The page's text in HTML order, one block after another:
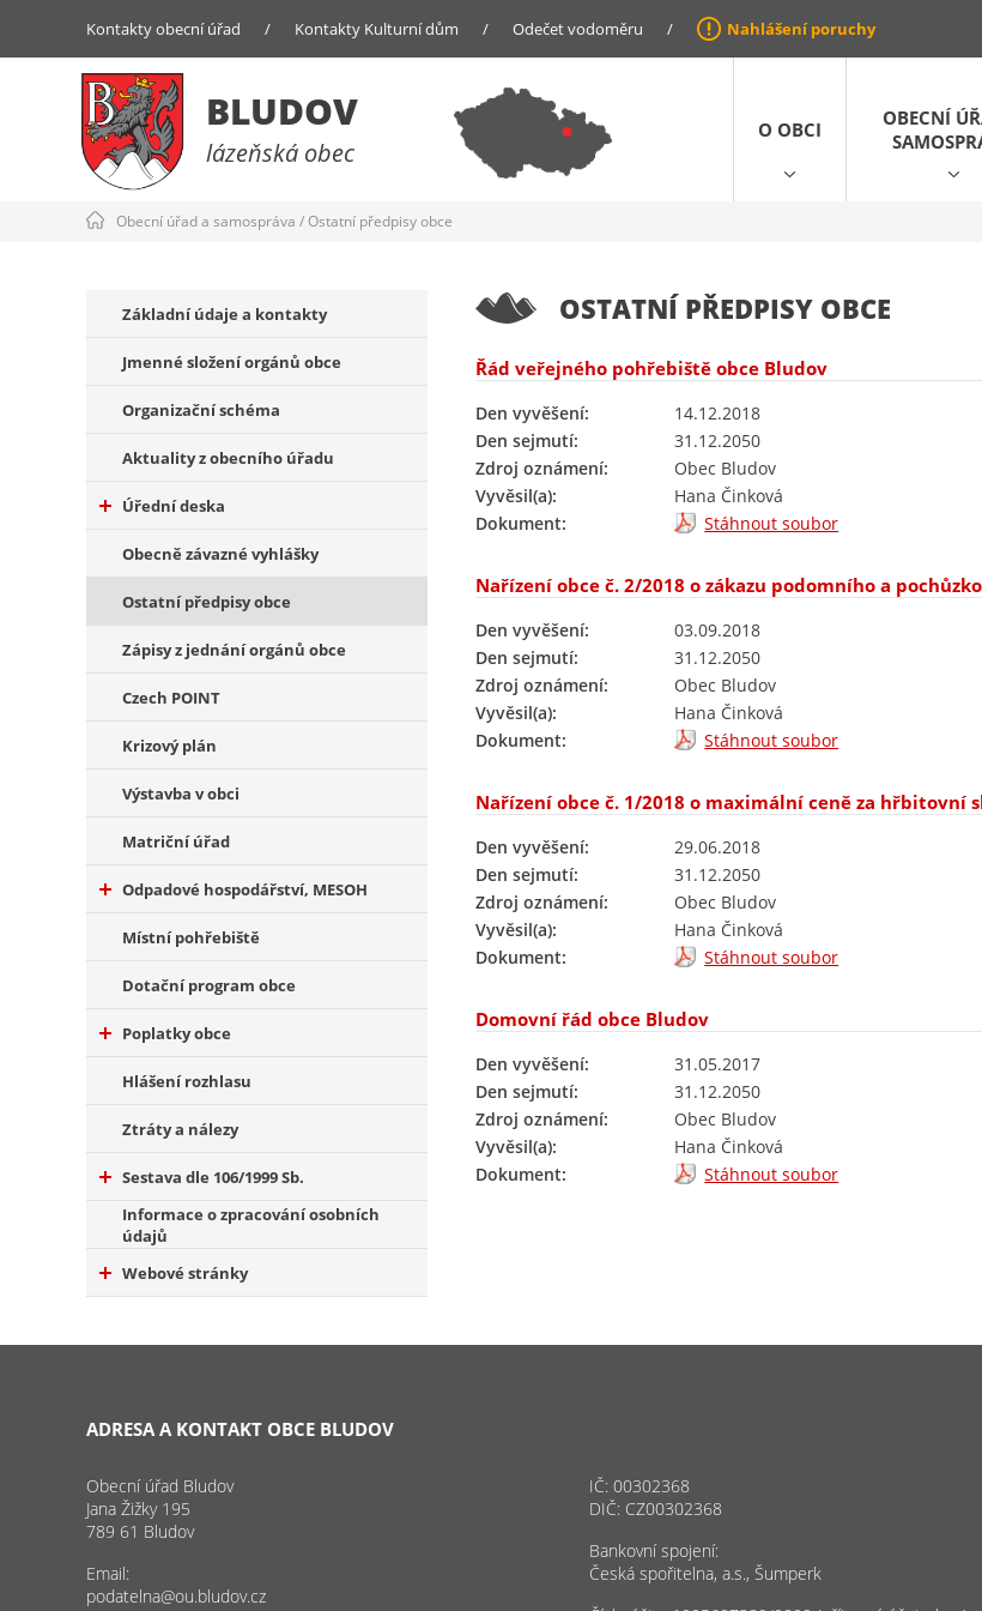
Kontakty obecní úřad / Kontakty Kulturní dům / Odečet vodoměru / Nahlášení poruchy
BLUDOV
lázeňská obec
O OBCI
OBECNÍ
Obecní úřad a samospráva /Ostatní předpisy obce
Základní údaje a kontakty
Jmenné složení orgánů obce
Organizační schéma
Aktuality z obecního úřadu
Úřední deska
Obecně závazné vyhlášky
Ostatní předpisy obce
Zápisy z jednání orgánů obce
Czech POINT
Krizový plán
Výstavba v obci
Matriční úřad
Odpadové hospodářství, MESOH
Místní pohřebiště
Dotační program obce
Poplatky obce
Hlášení rozhlasu
Ztráty a nálezy
Sestava dle 106/1999 Sb.
Informace o zpracování osobních
údajů
Webové stránky
OSTATNÍ PŘEDPISY OBCE
Řád veřejného pohřebiště obce Bludov
Den vyvěšení:
14.12.2018
Den sejmutí:
31.12.2050
Zdroj oznámení:
Obec Bludov
Vyvěsil(a):
Hana Činková
Dokument:
Stáhnout soubor
Nařízení obce č. 2/2018 o zákazu podomního a
Den vyvěšení:
03.09.2018
Den sejmutí:
31.12.2050
Zdroj oznámení:
Obec Bludov
Vyvěsil(a):
Hana Činková
Dokument:
Stáhnout soubor
Nařízení obce č. 1/2018 o maximální ceně za hřbitovní
Den vyvěšení:
29.06.2018
Den sejmutí:
31.12.2050
Zdroj oznámení:
Obec Bludov
Vyvěsil(a):
Hana Činková
Dokument:
Stáhnout soubor
Domovní řád obce Bludov
Den vyvěšení:
31.05.2017
Den sejmutí:
31.12.2050
Zdroj oznámení:
Obec Bludov
Vyvěsil(a):
Hana Činková
Dokument:
Stáhnout soubor
ADRESA A KONTAKT OBCE BLUDOV
Obecní úřad Bludov
Jana Žižky 195
789 61 Bludov
Email:
podatelna@ou.bludov.cz
IČ: 00302368
DIČ: CZ00302368
Bankovní spojení:
Česká spořitelna, a.s., Šumperk